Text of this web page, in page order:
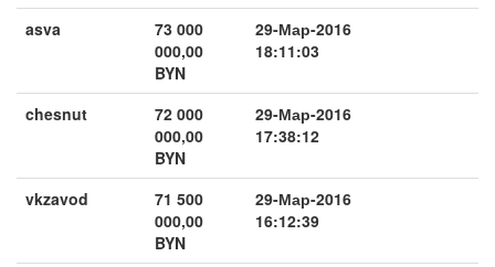
asva
73 000
000,00
BYN
29-Мар-2016
18:11:03
chesnut
72 000
000,00
BYN
29-Мар-2016
17:38:12
vkzavod
71 500
000,00
BYN
29-Мар-2016
16:12:39